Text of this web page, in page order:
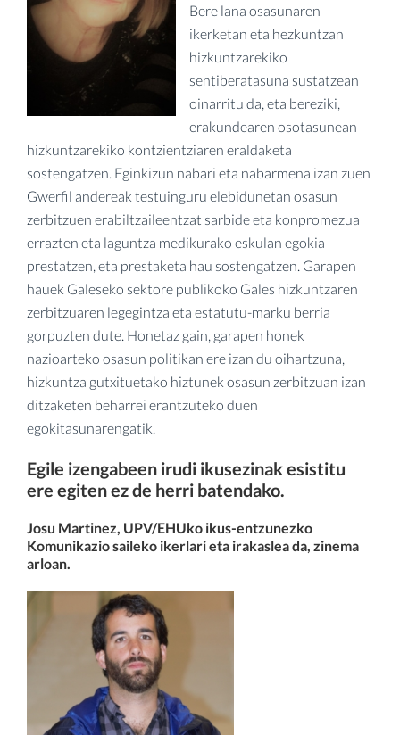
Bere lana osasunaren
ikerketan eta hezkuntzan
hizkuntzarekiko
sentiberatasuna sustatzean
oinarritu da, eta bereziki,
erakundearen osotasunean
hizkuntzarekiko kontzientziaren eraldaketa
sostengatzen. Eginkizun nabari eta nabarmena izan zuen
Gwerfil andereak testuinguru elebidunetan osasun
zerbitzuen erabiltzaileentzat sarbide eta konpromezua
errazten eta laguntza medikurako eskulan egokia
prestatzen, eta prestaketa hau sostengatzen. Garapen
hauek Galeseko sektore publikoko Gales hizkuntzaren
zerbitzuaren legegintza eta estatutu-marku berria
gorpuzten dute. Honetaz gain, garapen honek
nazioarteko osasun politikan ere izan du oihartzuna,
hizkuntza gutxituetako hiztunek osasun zerbitzuan izan
ditzaketen beharrei erantzuteko duen
egokitasunarengatik.
Egile izengabeen irudi ikusezinak esistitu
ere egiten ez de herri batendako.
Josu Martinez, UPV/EHUko ikus-entzunezko
Komunikazio saileko ikerlari eta irakaslea da, zinema
arloan.